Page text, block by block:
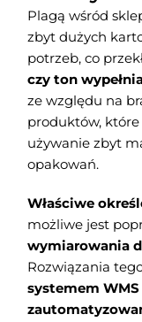
Plagą wśród
zbyt dużych
potrzeb, co
czy ton
ze względu na
produktów,
używanie zbyt
opakowań.
Właściwe
możliwe jest
wymiarowania
Rozwiązania
systemem WMS